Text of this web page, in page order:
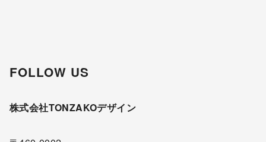
FOLLOW US
株式会社TONZAKOデザイン